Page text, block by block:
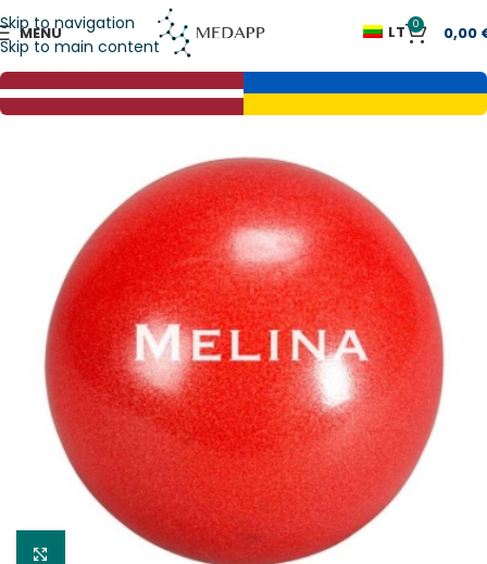
Skip to navigation
Skip to main content
MENU LT 0 0,00
Click to enlarge